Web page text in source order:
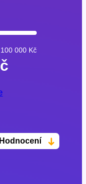
100 000 Kč
Hodnocení